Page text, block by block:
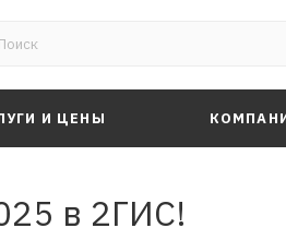
И ЦЕНЫ
в 2ГИС!